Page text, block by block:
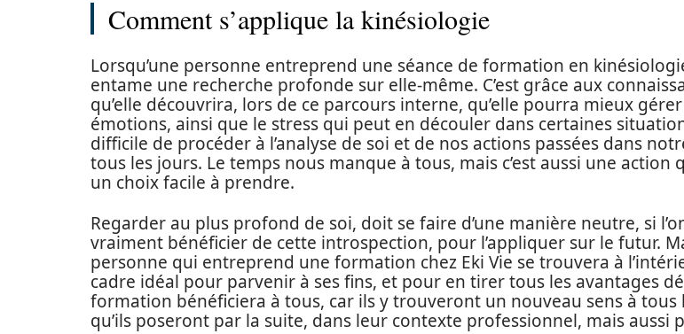
Comment s’applique la kinésiologie
Lorsqu’une personne entreprend une séance de formation en
entame une recherche profonde sur elle-même. C’est grâce aux
qu’elle découvrira, lors de ce parcours interne, qu’elle pourra mieux
émotions, ainsi que le stress qui peut en découler dans certaines
difficile de procéder à l’analyse de soi et de nos actions passées dans
tous les jours. Le temps nous manque à tous, mais c’est aussi une action
un choix facile à prendre.
Regarder au plus profond de soi, doit se faire d’une manière neutre, si
vraiment bénéficier de cette introspection, pour l’appliquer sur le futur.
personne qui entreprend une formation chez Eki Vie se trouvera à
cadre idéal pour parvenir à ses fins, et pour en tirer tous les avantages
formation bénéficiera à tous, car ils y trouveront un nouveau sens à tous
qu’ils poseront par la suite, dans leur contexte professionnel, mais aussi